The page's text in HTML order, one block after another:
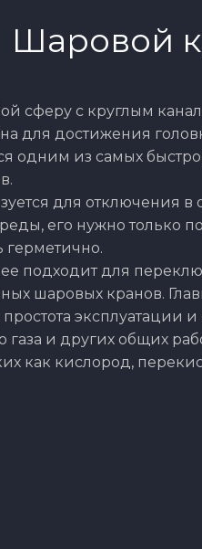
Шаровой
сферу с круглым
для достижения
одним из самых
для отключения
его нужно только
герметично.
подходит для
шаровых кранов.
простота
газа и других общих
как кислород,